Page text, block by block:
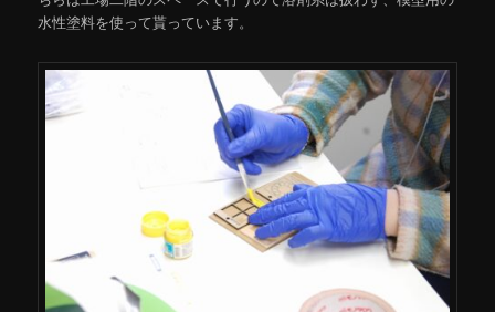
水性塗料を使って貰っています。